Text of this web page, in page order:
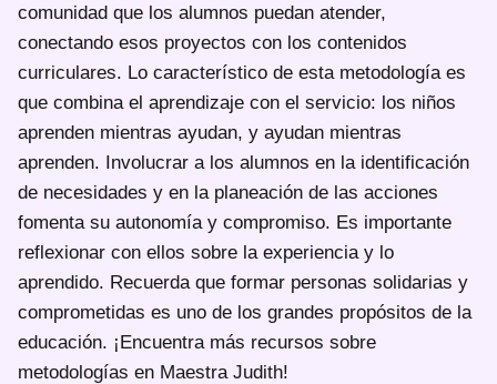
comunidad que los alumnos puedan atender,
conectando esos proyectos con los contenidos
curriculares. Lo característico de esta metodología es
que combina el aprendizaje con el servicio: los niños
aprenden mientras ayudan, y ayudan mientras
aprenden. Involucrar a los alumnos en la identificación
de necesidades y en la planeación de las acciones
fomenta su autonomía y compromiso. Es importante
reflexionar con ellos sobre la experiencia y lo
aprendido. Recuerda que formar personas solidarias y
comprometidas es uno de los grandes propósitos de la
educación. ¡Encuentra más recursos sobre
metodologías en Maestra Judith!